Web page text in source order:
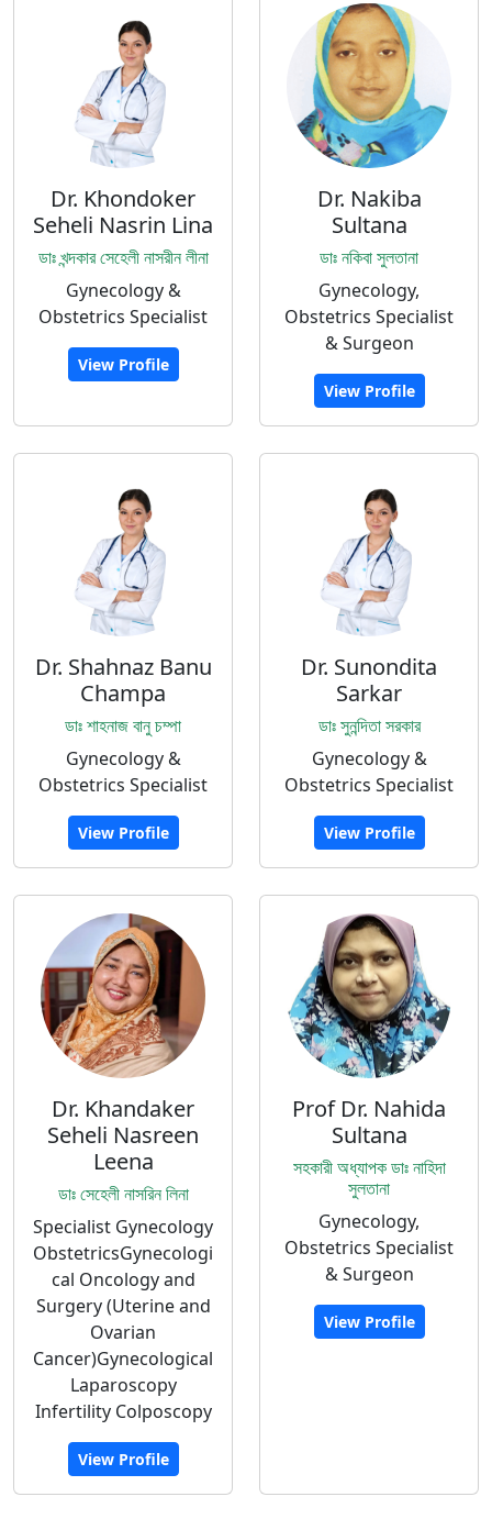
Dr. Khondoker
Seheli Nasrin Lina
ডাঃ খন্দকার সেহেলী নাসরীন লীনা
Gynecology &
Obstetrics Specialist
View Profile
Dr. Nakiba
Sultana
ডাঃ নকিবা সুলতানা
Gynecology,
Obstetrics Specialist
& Surgeon
View Profile
Dr. Shahnaz Banu
Champa
ডাঃ শাহনাজ বানু চম্পা
Gynecology &
Obstetrics Specialist
View Profile
Dr. Sunondita
Sarkar
ডাঃ সুনন্দিতা সরকার
Gynecology &
Obstetrics Specialist
View Profile
Dr. Khandaker
Seheli Nasreen
Leena
ডাঃ সেহেলী নাসরিন লিনা
Specialist Gynecology
ObstetricsGynecologi
cal Oncology and
Surgery (Uterine and
Ovarian
Cancer)Gynecological
Laparoscopy
Infertility Colposcopy
View Profile
Prof Dr. Nahida
Sultana
সহকারী অধ্যাপক ডাঃ নাহিদা
সুলতানা
Gynecology,
Obstetrics Specialist
& Surgeon
View Profile